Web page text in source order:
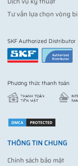
Tư vấn lựa chọn vòng bi
SKF Authorized Distributor
Phương thức thanh toán
THÔNG TIN CHUNG
Chính sách bảo mật